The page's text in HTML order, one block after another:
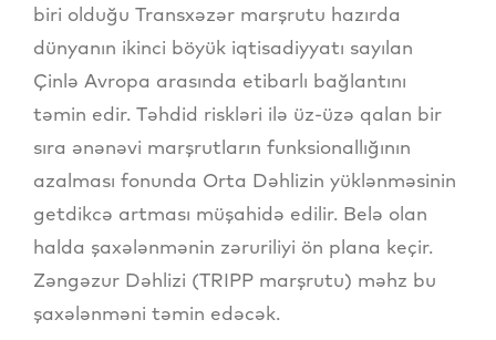
biri olduğu Transxəzər marşrutu hazırda
dünyanın ikinci böyük iqtisadiyyatı sayılan
Çinlə Avropa arasında etibarlı bağlantını
təmin edir. Təhdid riskləri ilə üz-üzə qalan bir
sıra ənənəvi marşrutların funksionallığının
azalması fonunda Orta Dəhlizin yüklənməsinin
getdikcə artması müşahidə edilir. Belə olan
halda şaxələnmənin zəruriliyi ön plana keçir.
Zəngəzur Dəhlizi (TRIPP marşrutu) məhz bu
şaxələnməni təmin edəcək.